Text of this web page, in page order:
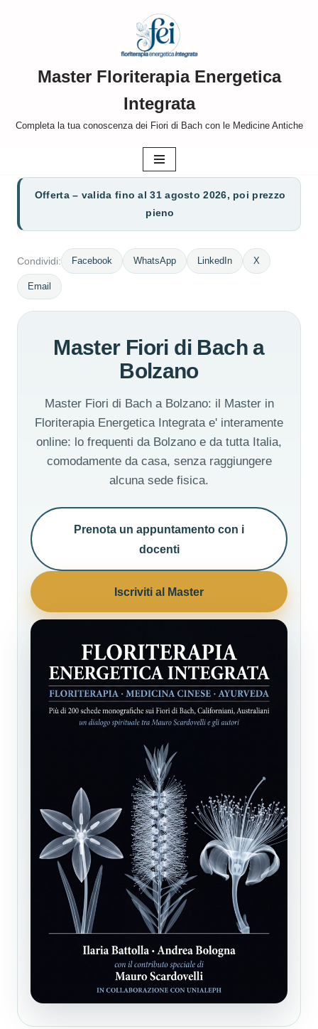
contenutoMaster Floriterapia Energetica
Integrata
Completa la tua conoscenza dei Fiori di Bach con le Medicine Antiche
Offerta – valida fino al 31 agosto 2026, poi prezzo
pieno
Condividi: Facebook WhatsApp LinkedIn X
Email
Master Fiori di Bach a
Bolzano
Master Fiori di Bach a Bolzano: il Master in
Floriterapia Energetica Integrata e' interamente
online: lo frequenti da Bolzano e da tutta Italia,
comodamente da casa, senza raggiungere
alcuna sede fisica.
Prenota un appuntamento con i
docenti
Iscriviti al Master